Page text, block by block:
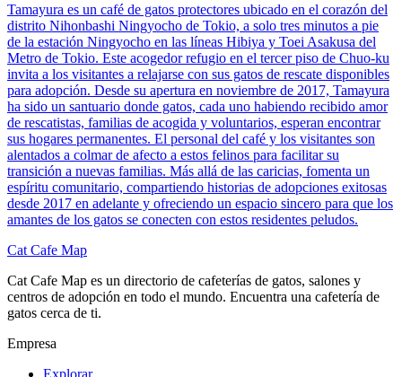
Tamayura es un café de gatos protectores ubicado en el corazón del
distrito Nihonbashi Ningyocho de Tokio, a solo tres minutos a pie
de la estación Ningyocho en las líneas Hibiya y Toei Asakusa del
Metro de Tokio. Este acogedor refugio en el tercer piso de Chuo-ku
invita a los visitantes a relajarse con sus gatos de rescate disponibles
para adopción. Desde su apertura en noviembre de 2017, Tamayura
ha sido un santuario donde gatos, cada uno habiendo recibido amor
de rescatistas, familias de acogida y voluntarios, esperan encontrar
sus hogares permanentes. El personal del café y los visitantes son
alentados a colmar de afecto a estos felinos para facilitar su
transición a nuevas familias. Más allá de las caricias, fomenta un
espíritu comunitario, compartiendo historias de adopciones exitosas
desde 2017 en adelante y ofreciendo un espacio sincero para que los
amantes de los gatos se conecten con estos residentes peludos.
Cat Cafe Map
Cat Cafe Map es un directorio de cafeterías de gatos, salones y
centros de adopción en todo el mundo. Encuentra una cafetería de
gatos cerca de ti.
Empresa
Explorar